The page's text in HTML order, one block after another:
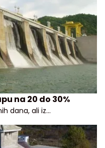
na 20 do 30%
dana, ali iz
građani i privreda